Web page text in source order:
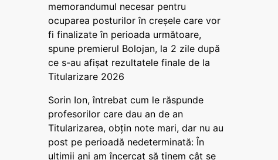
memorandumul necesar pentru
ocuparea posturilor în creșele care vor
fi finalizate în perioada următoare,
spune premierul Bolojan, la 2 zile după
ce s-au afișat rezultatele finale de la
Titularizare 2026
Sorin Ion, întrebat cum le răspunde
profesorilor care dau an de an
Titularizarea, obțin note mari, dar nu au
post pe perioadă nedeterminată: În
ultimii ani am încercat să ținem cât se